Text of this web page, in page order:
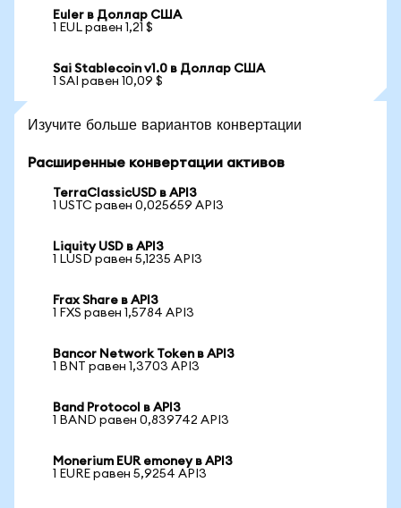
Euler в Доллар США
1 EUL равен 1,21 $
Sai Stablecoin v1.0 в Доллар США
1 SAI равен 10,09 $
Изучите больше вариантов конвертации
Расширенные конвертации активов
TerraClassicUSD в API3
1 USTC равен 0,025659 API3
Liquity USD в API3
1 LUSD равен 5,1235 API3
Frax Share в API3
1 FXS равен 1,5784 API3
Bancor Network Token в API3
1 BNT равен 1,3703 API3
Band Protocol в API3
1 BAND равен 0,839742 API3
Monerium EUR emoney в API3
1 EURE равен 5,9254 API3